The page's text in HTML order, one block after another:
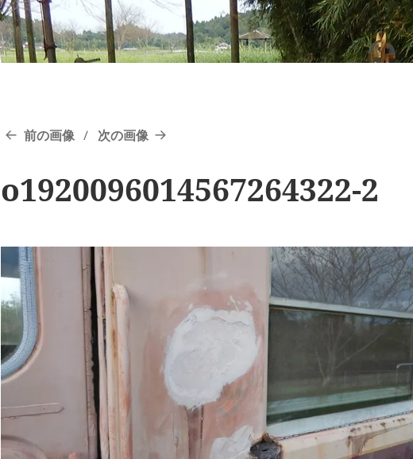
前の画像 次の画像
o1920096014567264322-2